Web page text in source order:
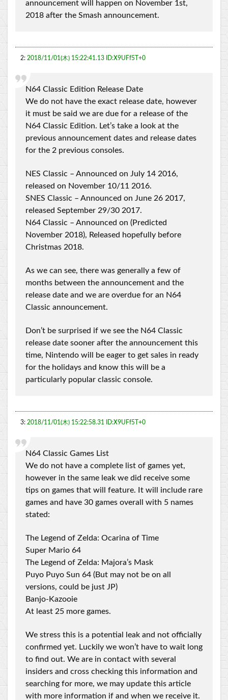
announcement will happen on November 1st,
2018 after the Smash announcement.
2: 2018/11/01(木) 15:22:41.13 ID:X9UFf5T+0
N64 Classic Edition Release Date
We do not have the exact release date, however
it must be said we are due for a release of the
N64 Classic Edition. Let’s take a look at the
previous announcement dates and release dates
for the 2 previous consoles.
NES Classic – Announced on July 14 2016,
released on November 10/11 2016.
SNES Classic – Announced on June 26 2017,
released September 29/30 2017.
N64 Classic – Announced on (Predicted
November 2018), Released hopefully before
Christmas 2018.
As we can see, there was generally a few of
months between the announcement and the
release date and we are overdue for an N64
Classic announcement.
Don’t be surprised if we see the N64 Classic
release date sooner after the announcement this
time, Nintendo will be eager to get sales in ready
for the holidays and know this will be a
particularly popular classic console.
3: 2018/11/01(木) 15:22:58.31 ID:X9UFf5T+0
N64 Classic Games List
We do not have a complete list of games yet,
however in the same leak we did receive some
tips on games that will feature. It will include rare
games and have 30 games overall with 5 names
stated:
The Legend of Zelda: Ocarina of Time
Super Mario 64
The Legend of Zelda: Majora’s Mask
Puyo Puyo Sun 64 (But may not be on all
versions, could be just JP)
Banjo-Kazooie
At least 25 more games.
We stress this is a potential leak and not officially
confirmed yet. Luckily we won’t have to wait long
to find out. We are in contact with several
insiders and cross checking this information and
searching for more, we may update this article
with more information if and when we receive it.